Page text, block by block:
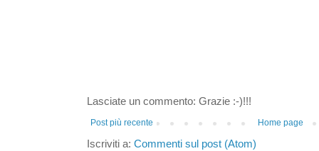
Lasciate un commento: Grazie :-)!!!
Post più recente Home page
Iscriviti a: Commenti sul post (Atom)